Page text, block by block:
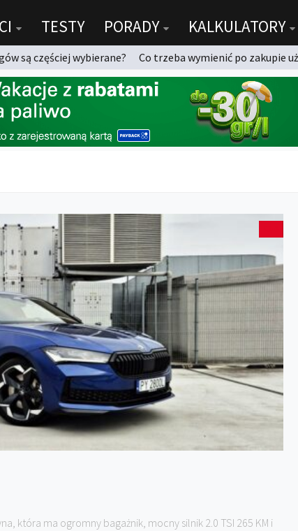
TESTY PORADY KALKULATORY
są częściej wybierane? Co trzeba wymienić po zakupie
która ma ogromny bagażnik, mocny silnik 2.0 TSI 265 KM i